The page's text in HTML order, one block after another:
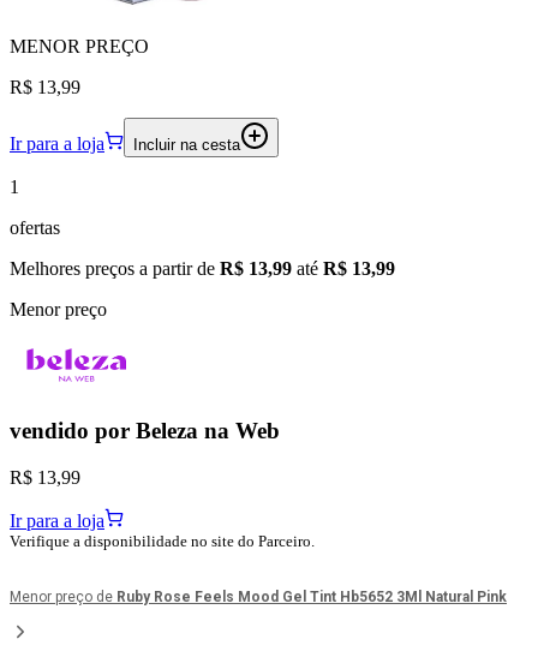
MENOR PREÇO
R$ 13,99
Ir para a loja Incluir na cesta
1
ofertas
Melhores preços a partir de R$ 13,99 até R$ 13,99
Menor preço
vendido por Beleza na Web
R$ 13,99
Ir para a loja
Verifique a disponibilidade no site do Parceiro.
Menor preço de Ruby Rose Feels Mood Gel Tint Hb5652 3Ml Natural Pink